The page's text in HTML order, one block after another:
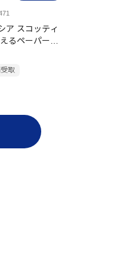
ア スコッティ
るペーパータ
取